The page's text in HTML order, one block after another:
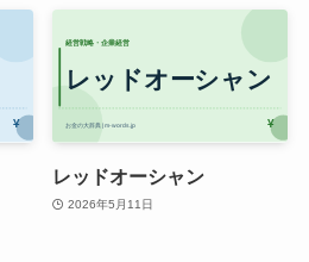
レッドオーシャン
2026年5月11日